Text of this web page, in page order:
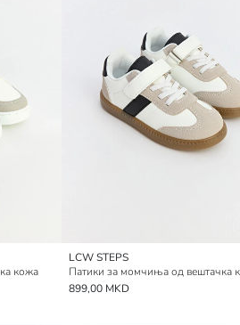
кожа
LCW STEPS
Патики за момчиња од вештачка
899,00 MKD